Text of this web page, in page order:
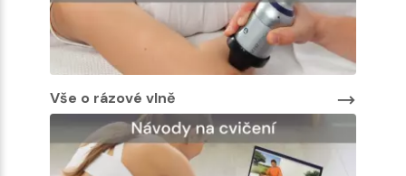
Vše o rázové vlně